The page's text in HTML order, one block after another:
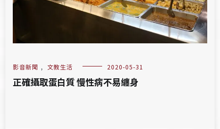
影音新聞 , 文教生活 2020-05-31
正確攝取蛋白質 慢性病不易纏身